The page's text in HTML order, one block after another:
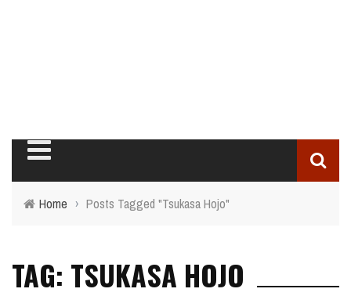
Home › Posts Tagged "Tsukasa Hojo"
TAG: TSUKASA HOJO